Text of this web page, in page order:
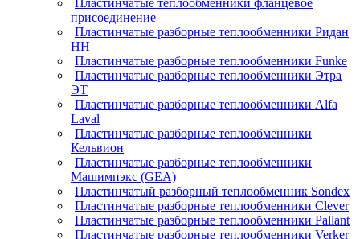
Пластинчатые теплообменники фланцевое
присоединение
Пластинчатые разборные теплообменники Ридан
НН
Пластинчатые разборные теплообменники Funke
Пластинчатые разборные теплообменники Этра
ЭТ
Пластинчатые разборные теплообменники Alfa
Laval
Пластинчатые разборные теплообменники
Кельвион
Пластинчатые разборные теплообменники
Машимпэкс (GEA)
Пластинчатый разборный теплообменник Sondex
Пластинчатые разборные теплообменники Clever
Пластинчатые разборные теплообменники Pallant
Пластинчатые разборные теплообменники Verker